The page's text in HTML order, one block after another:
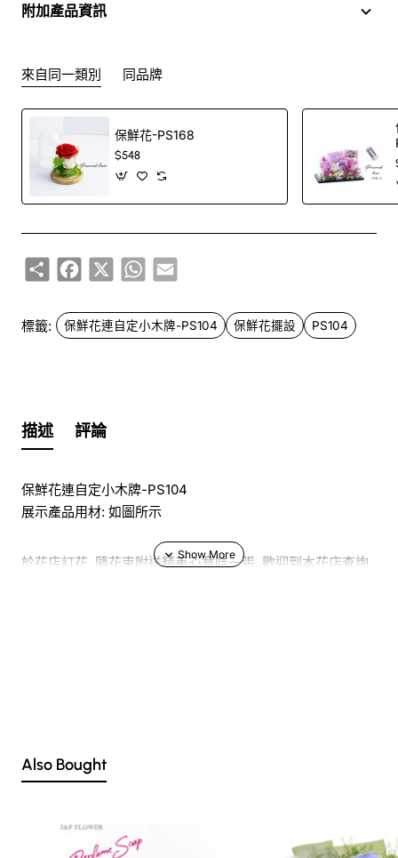
附加產品資訊
來自同一類別 同品牌
保鮮花-PS168
$548
ShareFacebook
X WhatsApp
Email
標籤: 保鮮花連自定小木牌-PS104 保鮮花擺設 PS104
描述 評論
保鮮花連自定小木牌-PS104
展示產品用材: 如圖所示
於花店訂花, 隨花束附送精美心意咭一張, 歡迎到本花店查詢
Also Bought